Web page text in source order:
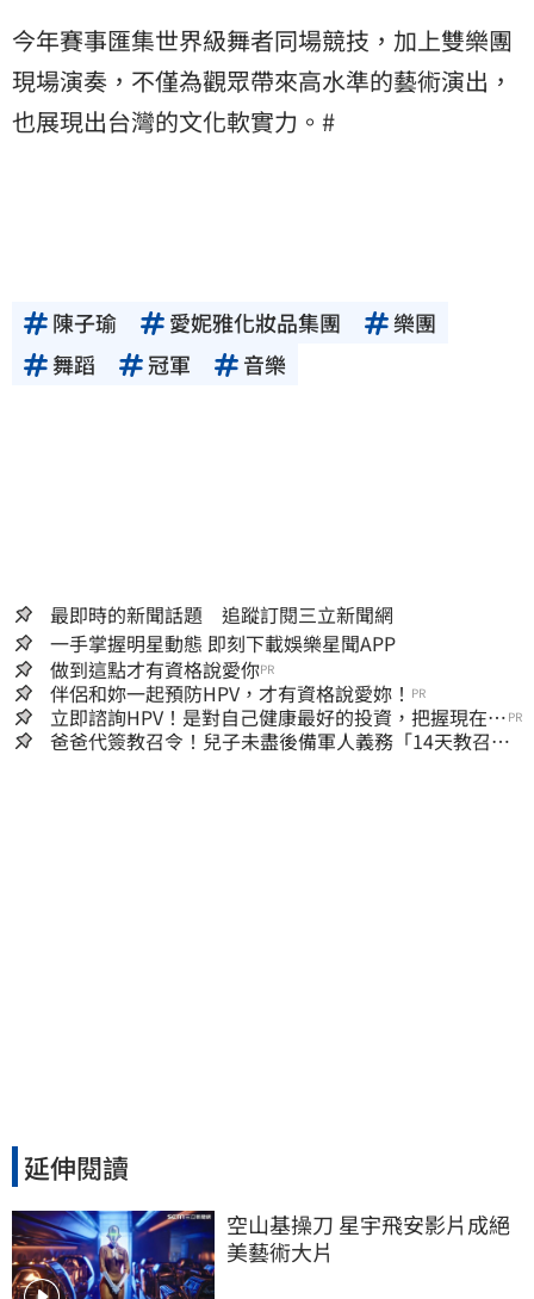
今年賽事匯集世界級舞者同場競技，加上雙樂團
現場演奏，不僅為觀眾帶來高水準的藝術演出，
也展現出台灣的文化軟實力。#
陳子瑜 愛妮雅化妝品集團
樂團
舞蹈
冠軍 音樂
最即時的新聞話題 追蹤訂閱三立新聞網
一手掌握明星動態 即刻下載娛樂星聞APP
做到這點才有資格說愛你PR
伴侶和妳一起預防HPV，才有資格說愛妳！ PR
立即諮詢HPV！是對自己健康最好的投資，把握現在不
嫌晚！
PR
爸爸代簽教召令！兒子未盡後備軍人義務「14天教召不
延伸閱讀
空山基操刀 星宇飛安影片成絕
美藝術大片